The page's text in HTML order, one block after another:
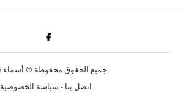
Fac
جميع الحقوق محفوظة © أسماء 2026
اتصل بنا - سياسة الخصوصية